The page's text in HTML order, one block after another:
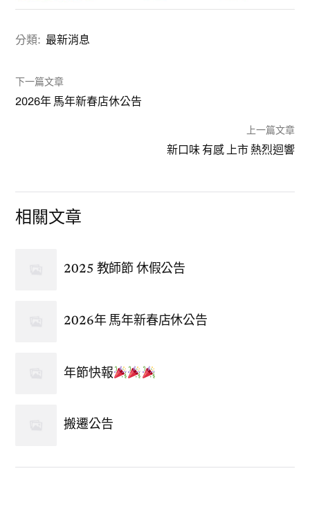
分類: 最新消息
下一篇文章
2026年 馬年新春店休公告
上一篇文章
新口味 有感 上市 熱烈迴響
相關文章
2025 教師節 休假公告
2026年 馬年新春店休公告
年節快報
搬遷公告